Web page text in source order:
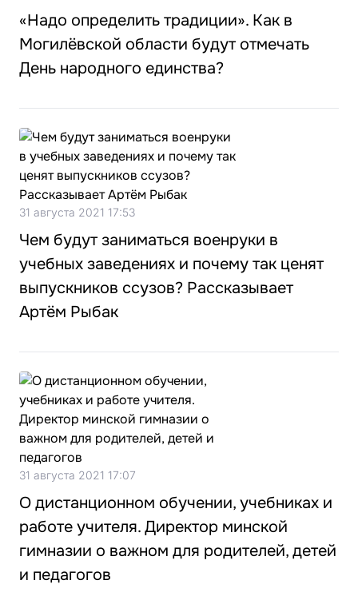
«Надо определить традиции». Как в
Могилёвской области будут отмечать
День народного единства?
31 августа 2021 17:53
Чем будут заниматься военруки в
учебных заведениях и почему так ценят
выпускников ссузов? Рассказывает
Артём Рыбак
31 августа 2021 17:07
О дистанционном обучении, учебниках и
работе учителя. Директор минской
гимназии о важном для родителей, детей
и педагогов